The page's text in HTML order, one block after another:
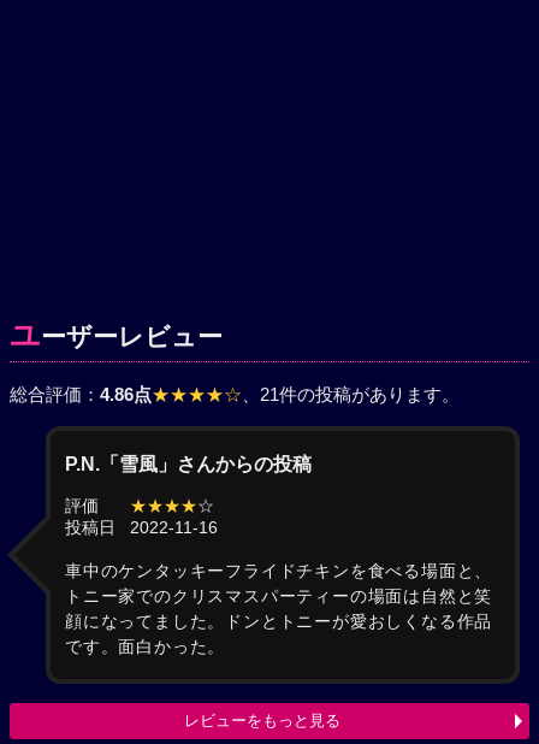
ユーザーレビュー
総合評価： 4.86点★★★★☆ 、21件の投稿があります。
P.N.「雪風」さんからの投稿
評価 ★★★★☆
投稿日
2022-11-16
車中のケンタッキーフライドチキンを食べる場面と、
トニー家でのクリスマスパーティーの場面は自然と笑
顔になってました。ドンとトニーが愛おしくなる作品
です。面白かった。
レビューをもっと見る